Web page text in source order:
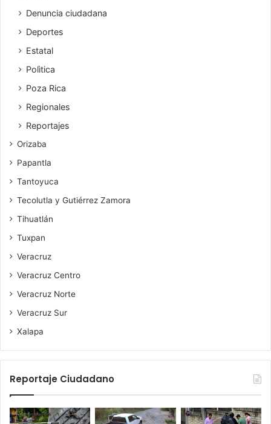
Denuncia ciudadana
Deportes
Estatal
Polìtica
Poza Rica
Regionales
Reportajes
Orizaba
Papantla
Tantoyuca
Tecolutla y Gutiérrez Zamora
Tihuatlán
Tuxpan
Veracruz
Veracruz Centro
Veracruz Norte
Veracruz Sur
Xalapa
Reportaje Ciudadano